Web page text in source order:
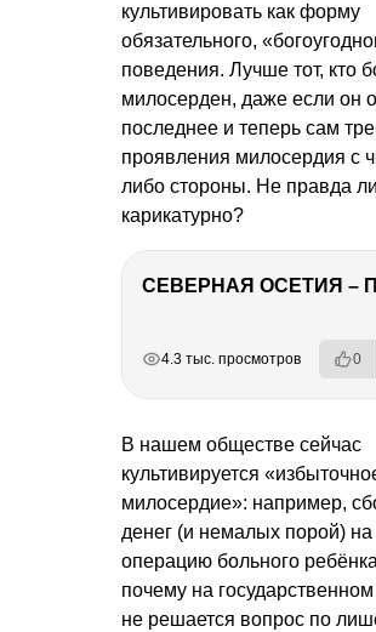
культивировать как форму
обязательного,
поведения. Лучше тот, кто
милосерден, даже если он
последнее и теперь сам
проявления милосердия с
либо стороны. Не правда
карикатурно?
4.3 тыс. просмотров 0
В нашем обществе сейчас
культивируется
милосердие»: например,
денег (и немалых порой) на
операцию больного
почему на
не решается вопрос по